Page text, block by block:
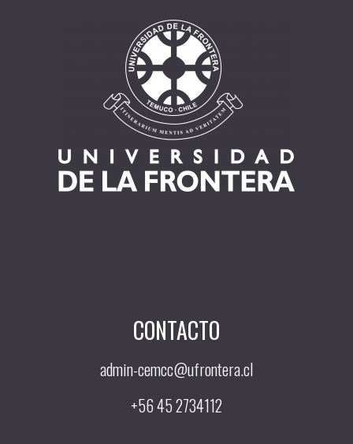
CONTACTO
admin-cemcc@ufrontera.cl
+56 45 2734112